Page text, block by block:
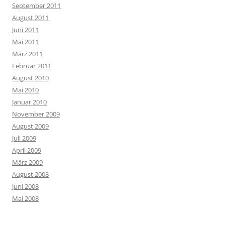
September 2011
August 2011
Juni 2011
Mai 2011
März 2011
Februar 2011
August 2010
Mai 2010
Januar 2010
November 2009
August 2009
Juli 2009
April 2009
März 2009
August 2008
Juni 2008
Mai 2008